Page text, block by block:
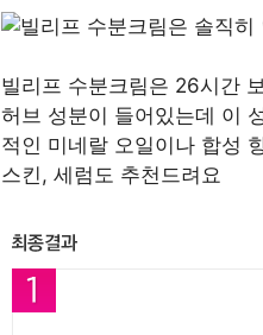
빌리프 수분크림은 26시간
허브 성분이 들어있는데 이
적인 미네랄 오일이나 합성
스킨, 세럼도 추천드려요